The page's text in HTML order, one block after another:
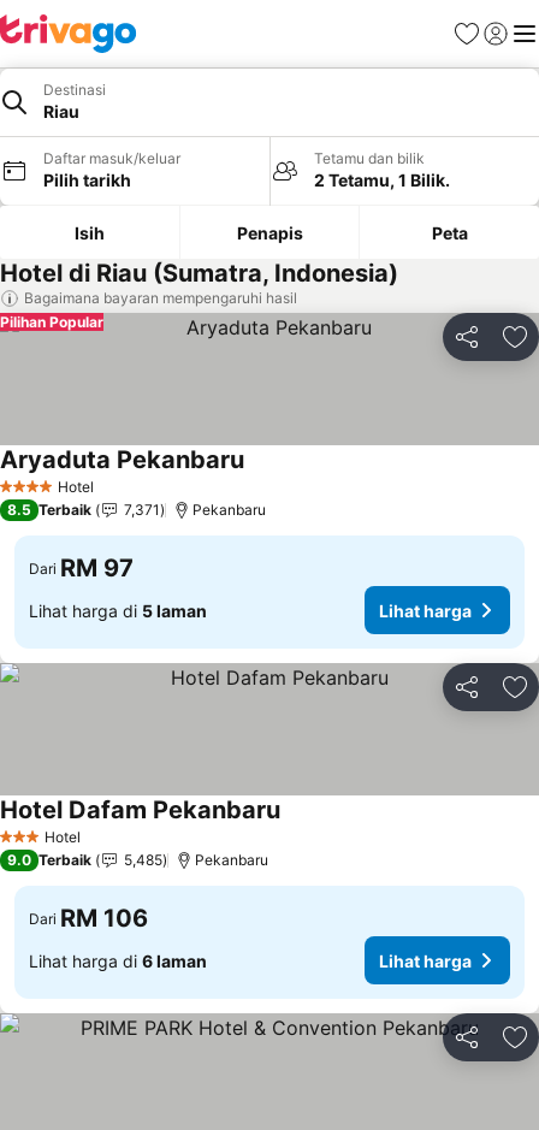
Kegemaran
Daftar
Destinasi
Riau
Daftar masuk/keluar
Pilih tarikh
Tetamu dan bilik
2 Tetamu, 1 Bilik.
Isih Penapis Peta
Hotel di Riau (Sumatra, Indonesia)
Bagaimana bayaran mempengaruhi hasil
Kongsi
Pilihan Popular
4 BintangHotel
Aryaduta Pekanbaru
8.5 Terbaik 7,371 Pekanbaru
Dari RM 97
Lihat harga di 5 laman Lihat harga
Kongsi
3 BintangHotel
Hotel Dafam Pekanbaru
9.0 Terbaik 5,485 Pekanbaru
Dari RM 106
Lihat harga di 6 laman Lihat harga
Kongsi